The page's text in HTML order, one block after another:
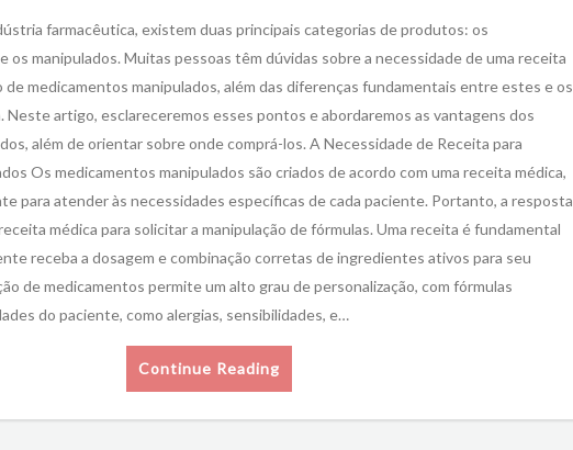
farmacêutica, existem duas principais categorias de produtos: os
os manipulados. Muitas pessoas têm dúvidas sobre a necessidade de uma receita
de medicamentos manipulados, além das diferenças fundamentais entre estes e os
Neste artigo, esclareceremos esses pontos e abordaremos as vantagens dos
além de orientar sobre onde comprá-los. A Necessidade de Receita para
Os medicamentos manipulados são criados de acordo com uma receita médica,
para atender às necessidades específicas de cada paciente. Portanto, a resposta
médica para solicitar a manipulação de fórmulas. Uma receita é fundamental
receba a dosagem e combinação corretas de ingredientes ativos para seu
de medicamentos permite um alto grau de personalização, com fórmulas
do paciente, como alergias, sensibilidades, e…
Continue Reading